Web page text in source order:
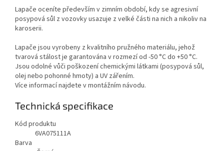
Lapače oceníte především v zimním období, kdy se agresivní
posypová sůl z vozovky usazuje z velké části na nich a nikoliv na
karoserii.
Lapače jsou vyrobeny z kvalitního pružného materiálu, jehož
tvarová stálost je garantována v rozmezí od -50 °C do +50 °C.
Jsou odolné vůči poškození chemickými látkami (posypová sůl,
olej nebo pohonné hmoty) a UV zářením.
Více informací najdete v montážním návodu.
Technická specifikace
Kód produktu
6VA075111A
Barva